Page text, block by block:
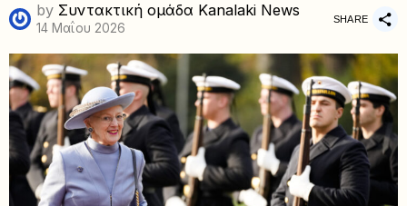
by Συντακτική ομάδα Kanalaki News
14 Μαΐου 2026
SHARE